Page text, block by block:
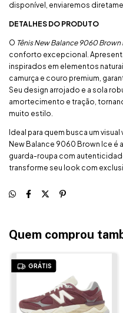
disponível, enviaremos
DETALHES DO PRODUTO
O Tênis New Balance 9060 Brown
conforto excepcional.
inspirados em elementos
camurça e couro premium,
Seu design arrojado e a sola
amortecimento e tração,
muito estilo.
Ideal para quem busca um
New Balance 9060 Brown Ice é
guarda-roupa com
transforme seu look com
Quem comprou
GRÁTIS